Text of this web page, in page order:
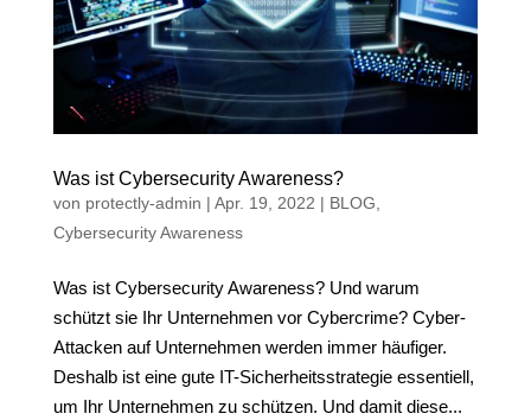
Was ist Cybersecurity Awareness?
von protectly-admin | Apr. 19, 2022 | BLOG
Cybersecurity Awareness
Was ist Cybersecurity Awareness? Und warum
schützt sie Ihr Unternehmen vor Cybercrime? Cyber-
Attacken auf Unternehmen werden immer häufiger.
Deshalb ist eine gute IT-Sicherheitsstrategie essentiell,
um Ihr Unternehmen zu schützen. Und damit diese...